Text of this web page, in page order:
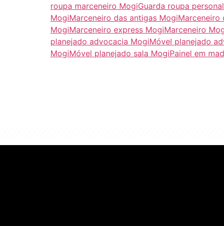
roupa marceneiro MogiGuarda roupa
MogiMarceneiro das antigas MogiMarceneiro
MogiMarceneiro express MogiMarceneiro
planejado advocacia MogiMóvel planejado
MogiMóvel planejado sala MogiPainel em